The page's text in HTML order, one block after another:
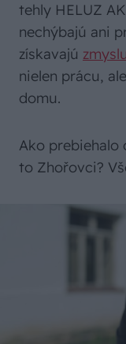
tehly HELUZ
nechýbajú ani
získavajú
nielen prácu,
domu.
Ako prebiehalo
to Zhořovci?